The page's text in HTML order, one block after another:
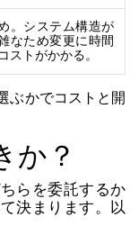
。システム構造が
なため変更に時間
ストがかかる。
ぶかでコストと開
か？
らを委託するか
決まります。以